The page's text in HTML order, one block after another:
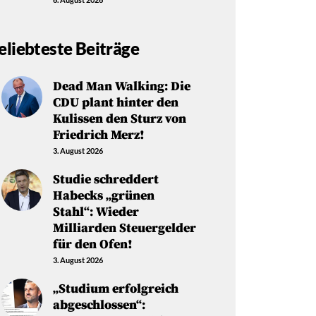
Beiträge
Dead Man Walking: Die
CDU plant hinter den
Kulissen den Sturz von
Friedrich Merz!
3. August 2026
Studie schreddert
Habecks „grünen
Stahl“: Wieder
Milliarden Steuergelder
für den Ofen!
3. August 2026
„Studium erfolgreich
abgeschlossen“: